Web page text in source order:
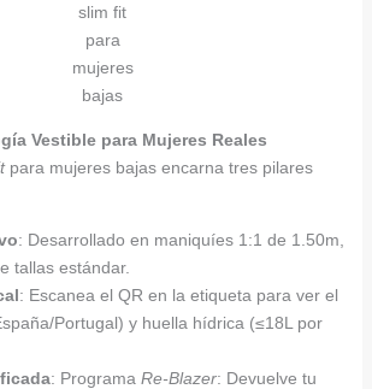
slim fit
para
mujeres
bajas
Vestible para Mujeres Reales
para mujeres bajas encarna tres pilares
: Desarrollado en maniquíes 1:1 de 1.50m,
tallas estándar.
: Escanea el QR en la etiqueta para ver el
Portugal) y huella hídrica (≤18L por
: Programa Re-Blazer: Devuelve tu